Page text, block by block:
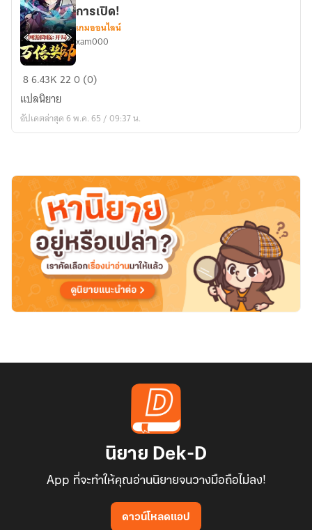
เกม
ออนไลน์:
รางวัล10000เท่า
สำหรับ
การเปิด!
เกมออนไลน์
xam000
86.43K220 (0)
แปลนิยาย
อัปเดตล่าสุด 6 พ.ค. 65 / 09:37 น.
นิยาย Dek-D
App ที่จะทำให้คุณอ่านนิยายจนวางมือถือไม่ลง!
ดาวน์โหลดแอป